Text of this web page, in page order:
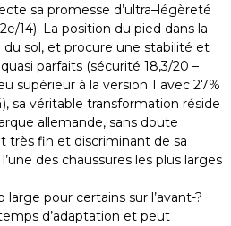
sa promesse d’ultra–légèreté
14). La position du pied dans la
sol, et procure une stabilité et
parfaits (sécurité 18,3/20 –
supérieur à la version 1 avec 27%
sa véritable transformation réside
allemande, sans doute
très fin et discriminant de sa
des chaussures les plus larges
pour certains sur l’avant-?
d’adaptation et peut